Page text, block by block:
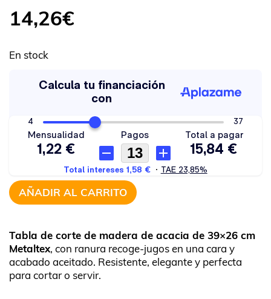
14,26€
En stock
AÑADIR AL CARRITO
Tabla de corte de madera de acacia de 39×26 cm
Metaltex, con ranura recoge-jugos en una cara y
acabado aceitado. Resistente, elegante y perfecta
para cortar o servir.